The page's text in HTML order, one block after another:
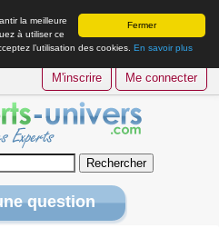
Fermer
la meilleure
à utiliser ce
l’utilisation des cookies. En savoir plus
M'inscrire Me connecter
question